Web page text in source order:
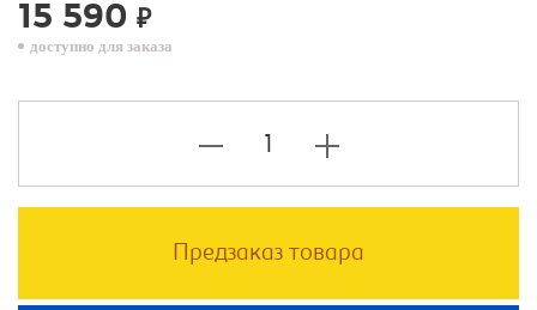
15 590 ₽
доступно для заказа
Предзаказ товара